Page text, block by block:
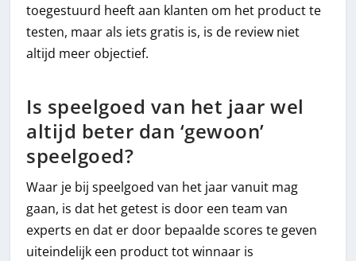
toegestuurd heeft aan klanten om het product te
testen, maar als iets gratis is, is de review niet
altijd meer objectief.
Is speelgoed van het jaar wel
altijd beter dan ‘gewoon’
speelgoed?
Waar je bij speelgoed van het jaar vanuit mag
gaan, is dat het getest is door een team van
experts en dat er door bepaalde scores te geven
uiteindelijk een product tot winnaar is